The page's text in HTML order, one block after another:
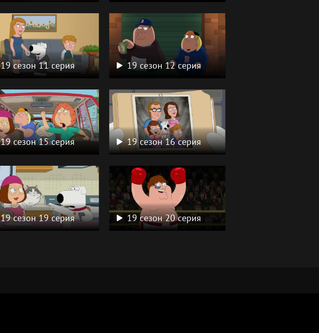
19 сезон 11 серия 19 сезон 12 серия
19 сезон 15 серия 19 сезон 16 серия
19 сезон 19 серия 19 сезон 20 серия